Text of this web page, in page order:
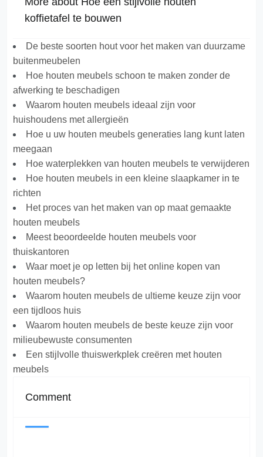
koffietafel te bouwen
De beste soorten hout voor het maken van duurzame
buitenmeubelen
Hoe houten meubels schoon te maken zonder de
afwerking te beschadigen
Waarom houten meubels ideaal zijn voor
huishoudens met allergieën
Hoe u uw houten meubels generaties lang kunt laten
meegaan
Hoe waterplekken van houten meubels te verwijderen
Hoe houten meubels in een kleine slaapkamer in te
richten
Het proces van het maken van op maat gemaakte
houten meubels
Meest beoordeelde houten meubels voor
thuiskantoren
Waar moet je op letten bij het online kopen van
houten meubels?
Waarom houten meubels de ultieme keuze zijn voor
een tijdloos huis
Waarom houten meubels de beste keuze zijn voor
milieubewuste consumenten
Een stijlvolle thuiswerkplek creëren met houten
meubels
Comment